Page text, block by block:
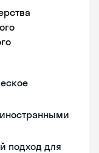
иностранными
подход для